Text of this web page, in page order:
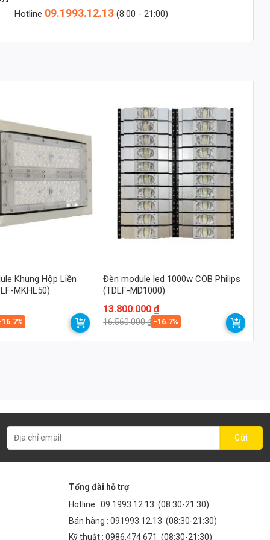
Hotline 09.1993.12.13(8:00 - 21:00)
Khung Hộp Liền
MKHL50)
Đèn module led 1000w COB Philips
(TDLF-MD1000)
16.560.000₫
Giá
gốc
là:
13.800.000₫
Giá
hiện
tại
13.800.000 ₫.
-16.7%
Tổng đài hỗ trợ
Hotline : 09.1993.12.13 (08:30-21:30)
Bán hàng : 091993.12.13 (08:30-21:30)
Kỹ thuật : 0986.474.671 (08:30-21:30)